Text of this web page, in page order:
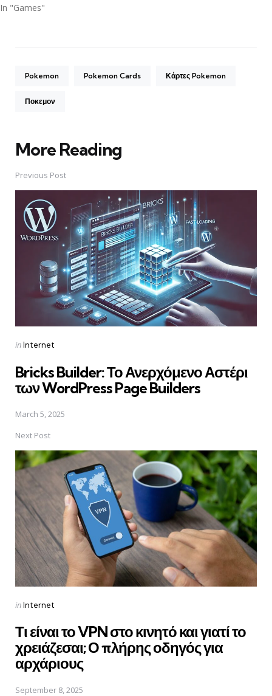
In "Games"
Pokemon Pokemon Cards Κάρτες Pokemon
Ποκεμον
More Reading
Post
navigation
Previous Post
Posted
inInternet
Bricks Builder: Το Ανερχόμενο Αστέρι
των WordPress Page Builders
March 5, 2025
Next Post
Posted
inInternet
Τι είναι το VPN στο κινητό και γιατί το
χρειάζεσαι; Ο πλήρης οδηγός για
αρχάριους
September 8, 2025